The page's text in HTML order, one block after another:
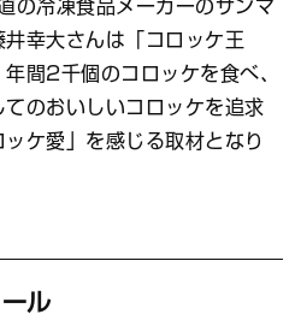
の冷凍食品メーカーのサンマ
幸大さんは「コロッケ王
間2千個のコロッケを食べ、
のおいしいコロッケを追求
ケ愛」を感じる取材となり
ル